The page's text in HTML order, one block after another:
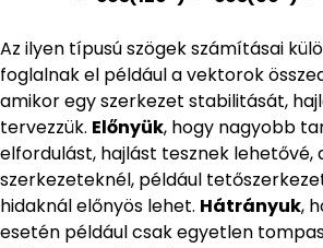
Az ilyen típusú szögek számításai
foglalnak el például a vektorok
amikor egy szerkezet stabilitását,
tervezzük. Előnyük, hogy nagyobb
elfordulást, hajlást tesznek lehetővé,
szerkezeteknél, például
hidaknál előnyös lehet. Hátrányuk,
esetén például csak egyetlen